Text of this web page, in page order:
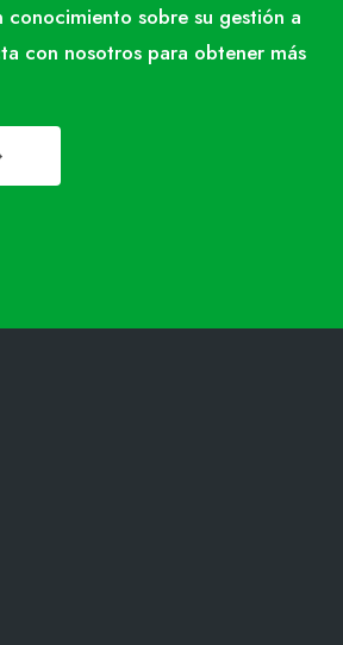
conocimiento sobre su gestión a
con nosotros para obtener más